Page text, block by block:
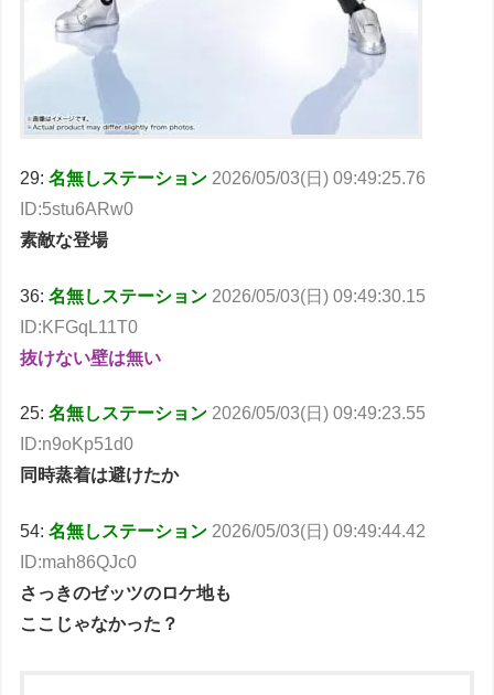
29:名無しステーション 2026/05/03(日) 09:49:25.76
ID:5stu6ARw0
素敵な登場
36:名無しステーション 2026/05/03(日) 09:49:30.15
ID:KFGqL11T0
抜けない壁は無い
25:名無しステーション 2026/05/03(日) 09:49:23.55
ID:n9oKp51d0
同時蒸着は避けたか
54:名無しステーション 2026/05/03(日) 09:49:44.42
ID:mah86QJc0
さっきのゼッツのロケ地も
ここじゃなかった？